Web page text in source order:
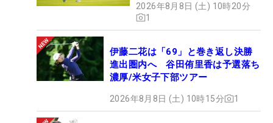
2026年8月8日 (土) 10時20分
1
伊藤二花は「69」と巻き返し決勝
進出圏内へ 谷田侑里香は予選落ち
濃厚/米女子下部ツアー
2026年8月8日 (土) 10時15分 1